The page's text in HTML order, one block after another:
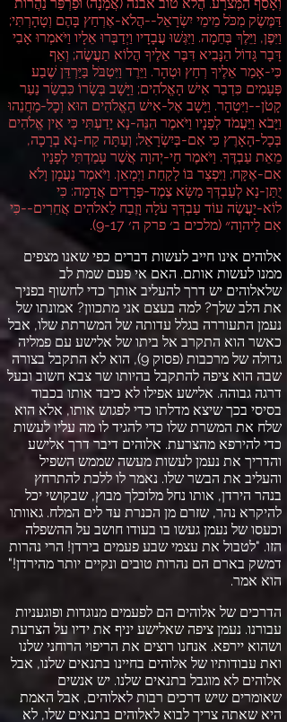
דַּמֶּשֶׂק מִכֹּל מֵימֵי יִשְׂרָאֵל--הֲלֹא-אֶרְחַץ בָּהֶם וְטָהָרְתִּי;
וַיִּפֶן, וַיֵּלֶךְ בְּחֵמָה. וַיִּגְּשׁוּ עֲבָדָיו וַיְדַבְּרוּ אֵלָיו וַיֹּאמְרוּ אָבִי
דָּבָר גָּדוֹל הַנָּבִיא דִּבֶּר אֵלֶיךָ הֲלוֹא תַעֲשֶׂה; וְאַף
כִּי-אָמַר אֵלֶיךָ רְחַץ וּטְהָר. וַיֵּרֶד וַיִּטְבֹּל בַּיַּרְדֵּן שֶׁבַע
פְּעָמִים כִּדְבַר אִישׁ הָאֱלֹהִים; וַיָּשָׁב בְּשָׂרוֹ כִּבְשַׂר נַעַר
קָטֹן--וַיִּטְהָר. וַיָּשָׁב אֶל-אִישׁ הָאֱלֹהִים הוּא וְכָל-מַחֲנֵהוּ
וַיָּבֹא וַיַּעֲמֹד לְפָנָיו וַיֹּאמֶר הִנֵּה-נָא יָדַעְתִּי כִּי אֵין אֱלֹהִים
בְּכָל-הָאָרֶץ כִּי אִם-בְּיִשְׂרָאֵל; וְעַתָּה קַח-נָא בְרָכָה,
מֵאֵת עַבְדֶּךָ. וַיֹּאמֶר חַי-יְהוָה אֲשֶׁר עָמַדְתִּי לְפָנָיו
אִם-אֶקָּח; וַיִּפְצַר בּוֹ לָקַחַת וַיְמָאֵן. וַיֹּאמֶר נַעֲמָן וָלֹא
יֻתַּן-נָא לְעַבְדְּךָ מַשָּׂא צֶמֶד-פְּרָדִים אֲדָמָה: כִּי
לוֹא-יַעֲשֶׂה עוֹד עַבְדְּךָ עֹלָה וָזֶבַח לֵאלֹהִים אֲחֵרִים--כִּי
אִם לַיהוָה״ (מלכים ב׳ פרק ה׳ 9-17).
אלוהים אינו חייב לעשות דברים כפי שאנו מצפים
ממנו לעשות אותם. האם אי פעם שמת לב
שלאלוהים יש דרך להעליב אותך כדי לחשוף בפניך
את הלב שלך? למה בעצם אני מתכוון? אמונתו של
נעמן התעוררה בגלל עדותה של המשרתת שלו, אבל
כאשר הוא התקרב אל ביתו של אלישע עם פמליה
גדולה של מרכבות (פסוק 9),
הוא לא התקבל בצורה
שבה הוא ציפה להתקבל בהיותו שר צבא חשוב ובעל
דרגה גבוהה. אלישע אפילו לא כיבד אותו בכבוד
בסיסי בכך שיצא מדלתו כדי לפגוש אותו, אלא הוא
שלח את המשרת שלו כדי להגיד לו מה עליו לעשות
כדי להירפא מהצרעת. אלוהים דיבר דרך אלישע
והדריך את נעמן לעשות מעשה שממש השפיל
והעליב את הבשר שלו. נאמר לו ללכת להתרחץ
בנהר הירדן, אותו נחל מלוכלך מבוץ, שבקושי יכל
להיקרא נהר, שזרם מן הכנרת עד לים המלח. גאוותו
וכעסו של נעמן געשו בו בעודו חושב על ההשפלה
הזו. "לטבול את עצמי שבע פעמים בירדן! הרי נהרות
דמשק בארם הם נהרות טובים ונקיים יותר מהירדן!"
הוא אמר.
הדרכים של אלוהים הם לפעמים מנוגדות ופוגעניות
עבורנו. נעמן ציפה שאלישע יניף את ידיו על הצרעת
ושהוא יירפא. אנחנו רוצים את הריפוי הרוחני שלנו
ואת עבודותיו של אלוהים בחיינו בתנאים שלנו, אבל
אלוהים לא מוגבל בתנאים שלנו. יש אנשים
שאומרים שיש דרכים רבות לאלוהים, אבל האמת
היא שאתה צריך לבוא לאלוהים בתנאים שלו, לא